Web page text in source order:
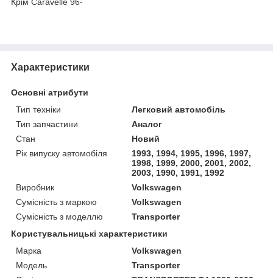
Характеристики
Основні атрибути
Тип техніки
Легковий автомобіль
Тип запчастини
Аналог
Стан
Новий
Рік випуску автомобіля
1993, 1994, 1995, 1996, 1997,
1998, 1999, 2000, 2001, 2002,
2003, 1990, 1991, 1992
Виробник
Volkswagen
Сумісність з маркою
Volkswagen
Сумісність з моделлю
Transporter
Користувальницькі характеристики
Марка
Volkswagen
Модель
Transporter